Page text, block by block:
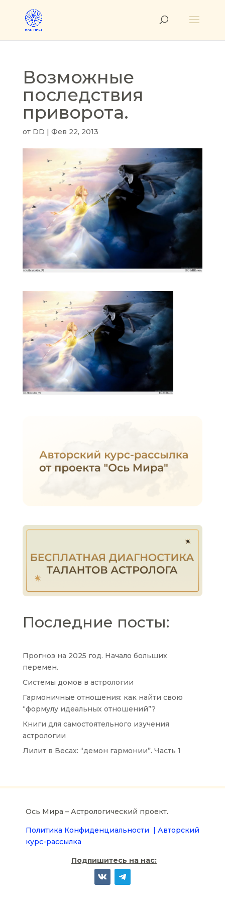
Возможные
последствия
приворота.
от DD | Фев 22, 2013
Последние посты:
Прогноз на 2025 год. Начало больших
перемен.
Системы домов в астрологии
Гармоничные отношения: как найти свою
“формулу идеальных отношений”?
Книги для самостоятельного изучения
астрологии
Лилит в Весах: “демон гармонии”. Часть 1
Ось Мира – Астрологический проект.
Политика Конфиденциальности | Авторский
курс-рассылка
Подпишитесь на нас: